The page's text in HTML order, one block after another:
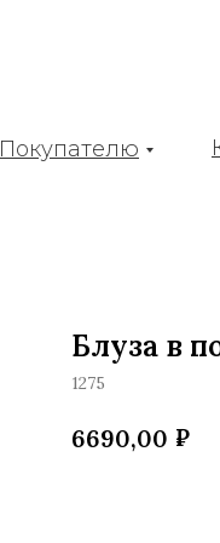
Покупателю
Блуза в
1275
6690,00 ₽